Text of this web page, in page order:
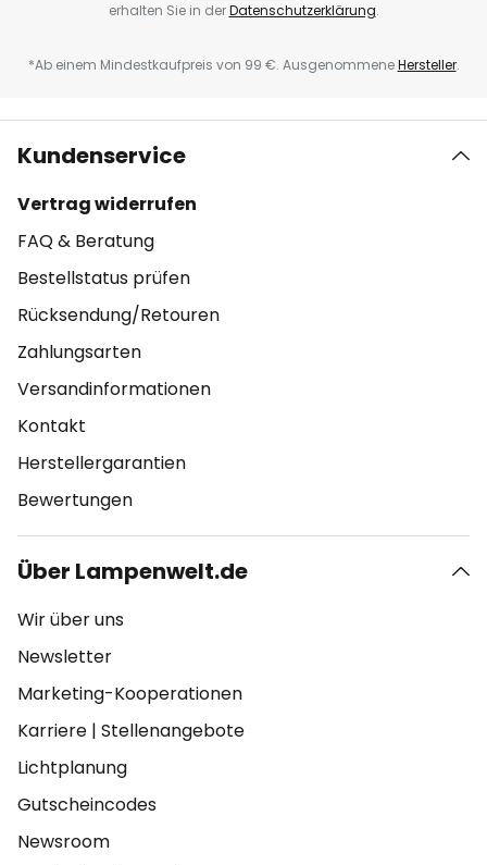
erhalten Sie in derDatenschutzerklärung.
*Ab einem Mindestkaufpreis von 99 €. AusgenommeneHersteller.
Kundenservice
Vertrag widerrufen
FAQ & Beratung
Bestellstatus prüfen
Rücksendung/Retouren
Zahlungsarten
Versandinformationen
Kontakt
Herstellergarantien
Bewertungen
Über Lampenwelt.de
Wir über uns
Newsletter
Marketing-Kooperationen
Karriere | Stellenangebote
Lichtplanung
Gutscheincodes
Newsroom